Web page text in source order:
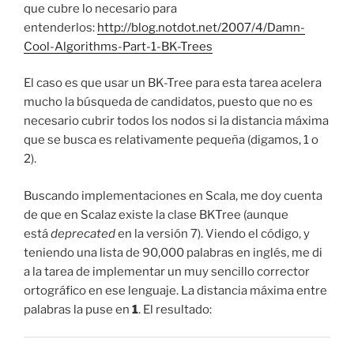
que cubre lo necesario para
entenderlos: http://blog.notdot.net/2007/4/Damn-
Cool-Algorithms-Part-1-BK-Trees
El caso es que usar un BK-Tree para esta tarea acelera
mucho la búsqueda de candidatos, puesto que no es
necesario cubrir todos los nodos si la distancia máxima
que se busca es relativamente pequeña (digamos, 1 o
2).
Buscando implementaciones en Scala, me doy cuenta
de que en Scalaz existe la clase BKTree (aunque
estádeprecateden la versión 7). Viendo el código, y
teniendo una lista de 90,000 palabras en inglés, me di
a la tarea de implementar un muy sencillo corrector
ortográfico en ese lenguaje. La distancia máxima entre
palabras la puse en 1. El resultado: